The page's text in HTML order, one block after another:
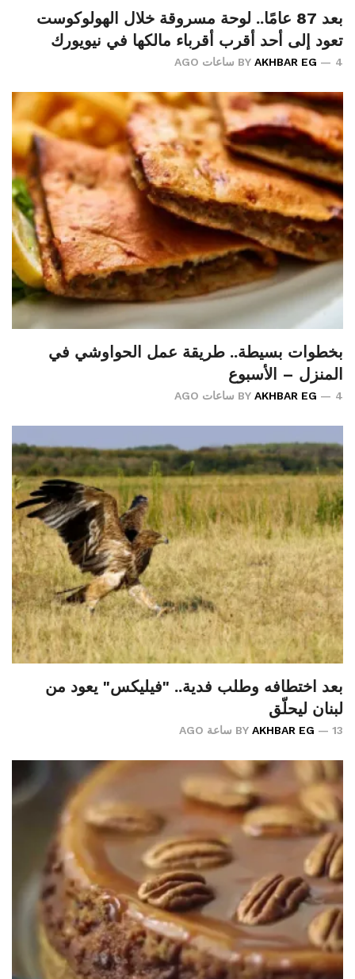
بعد 87 عامًا.. لوحة مسروقة خلال الهولوكوست
تعود إلى أحد أقرب أقرباء مالكها في نيويورك
BY AKHBAR EG 4 ساعات AGO
بخطوات بسيطة.. طريقة عمل الحواوشي في
المنزل – الأسبوع
BY AKHBAR EG 4 ساعات AGO
بعد اختطافه وطلب فدية.. "فيليكس" يعود من
لبنان ليحلّق
BY AKHBAR EG 13 ساعة AGO